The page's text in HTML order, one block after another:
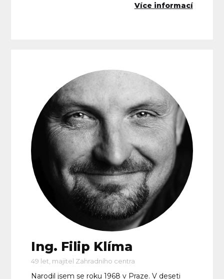
Více informací
Ing. Filip Klíma
49 let, majitel Zahradního centra
Narodil jsem se roku 1968 v Praze. V deseti